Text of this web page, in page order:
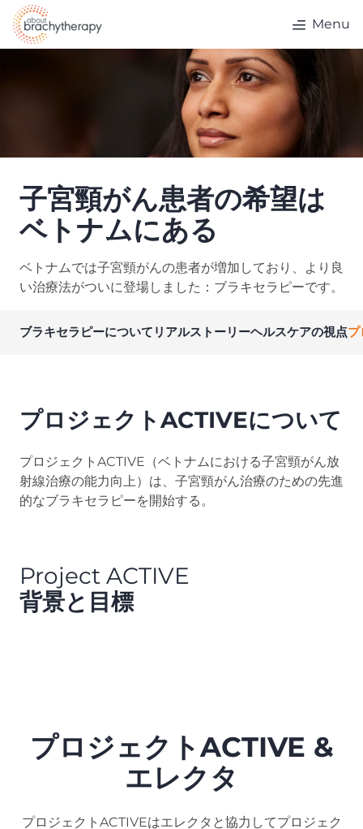
Skip to content
Menu
子宮頸がん患者の希望は
ベトナムにある
ベトナムでは子宮頸がんの患者が増加しており、より良
い治療法がついに登場しました：ブラキセラピーです。
ブラキセラピーについて リアルストーリーヘルスケアの視点
プロジェクトACTIVEについて
プロジェクトACTIVE（ベトナムにおける子宮頸がん放
射線治療の能力向上）は、子宮頸がん治療のための先進
的なブラキセラピーを開始する。
Project ACTIVE
背景と目標
プロジェクトACTIVE &
エレクタ
プロジェクトACTIVEはエレクタと協力してプロジェク